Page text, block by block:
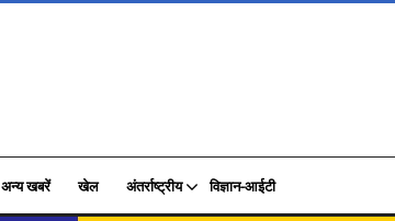
अन्य खबरें खेल अंतर्राष्ट्रीय विज्ञान-आईटी